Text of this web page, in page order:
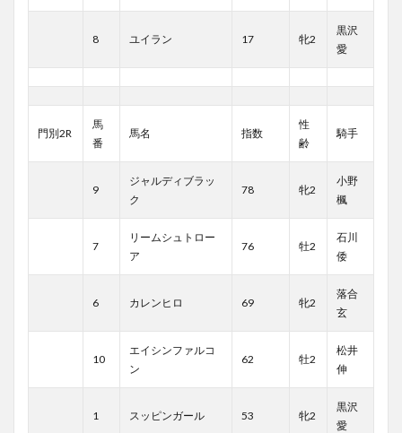
8 ユイラン 17 牝2
黒沢
愛
門別2R
馬
番
馬名 指数
性
齢
騎手
9
ジャルディブラッ
ク
78 牝2
小野
楓
7
リームシュトロー
ア
76 牡2
石川
倭
6 カレンヒロ 69 牝2
落合
玄
10
エイシンファルコ
ン
62 牡2
松井
伸
1 スッピンガール 53 牝2
黒沢
愛